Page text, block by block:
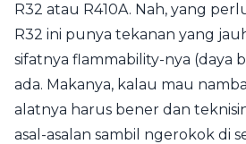
R32 atau R410A. Nah, yang
R32 ini punya tekanan yang
sifatnya flammability-nya (daya
ada. Makanya, kalau mau
alatnya harus bener dan
asal-asalan sambil ngerokok di